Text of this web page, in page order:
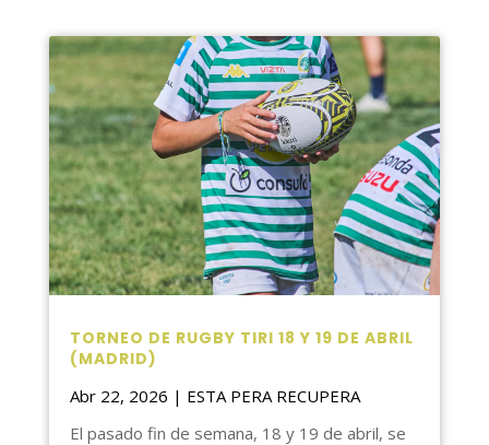
TORNEO DE RUGBY TIRI 18 Y 19 DE ABRIL
(MADRID)
Abr 22, 2026 | ESTA PERA RECUPERA
El pasado fin de semana, 18 y 19 de abril, se